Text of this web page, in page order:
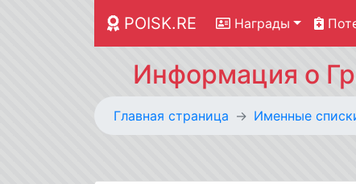
POISK.RE Награды
Информация о
Главная страница Именные